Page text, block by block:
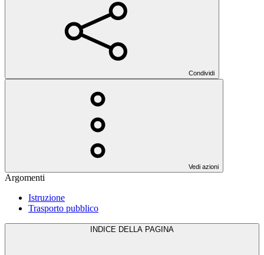
Condividi
Vedi azioni
Argomenti
Istruzione
Trasporto pubblico
INDICE DELLA PAGINA